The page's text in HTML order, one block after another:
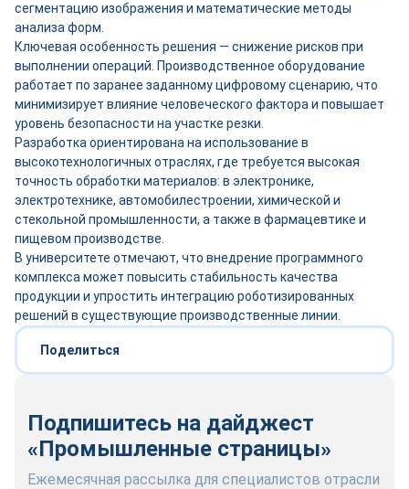
сегментацию изображения и математические методы
анализа форм.
Ключевая особенность решения — снижение рисков при
выполнении операций. Производственное оборудование
работает по заранее заданному цифровому сценарию, что
минимизирует влияние человеческого фактора и повышает
уровень безопасности на участке резки.
Разработка ориентирована на использование в
высокотехнологичных отраслях, где требуется высокая
точность обработки материалов: в электронике,
электротехнике, автомобилестроении, химической и
стекольной промышленности, а также в фармацевтике и
пищевом производстве.
В университете отмечают, что внедрение программного
комплекса может повысить стабильность качества
продукции и упростить интеграцию роботизированных
решений в существующие производственные линии.
Поделиться
Подпишитесь на дайджест
«Промышленные страницы»
Ежемесячная рассылка для специалистов отрасли